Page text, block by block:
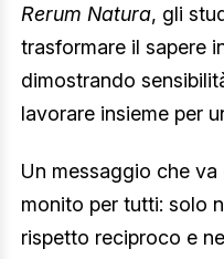
Rerum Natura, gli
trasformare il sapere
dimostrando
lavorare insieme per
Un messaggio che
monito per tutti: solo
rispetto reciproco e